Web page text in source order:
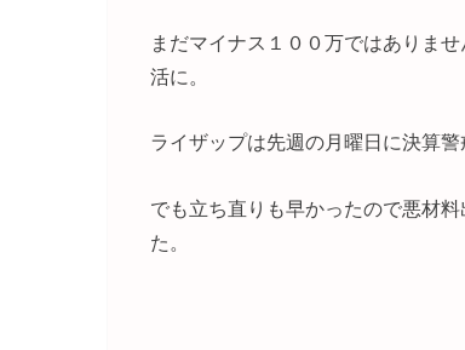
まだマイナス１００万ではありま
活に。
ライザップは先週の月曜日に決算
でも立ち直りも早かったので悪材
た。